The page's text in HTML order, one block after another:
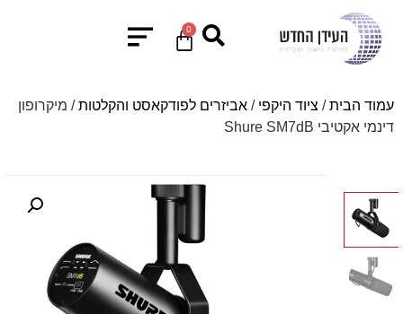
0
עמוד הבית/ ציוד היקפי / אביזרים לפודקאסט והקלטות/ מיקרופון
דינמי אקטיבי Shure SM7dB